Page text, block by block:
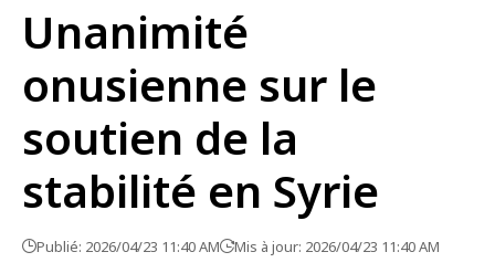
Unanimité
onusienne sur le
soutien de la
stabilité en Syrie
Publié: 2026/04/23 11:40 AM Mis à jour: 2026/04/23 11:40 AM